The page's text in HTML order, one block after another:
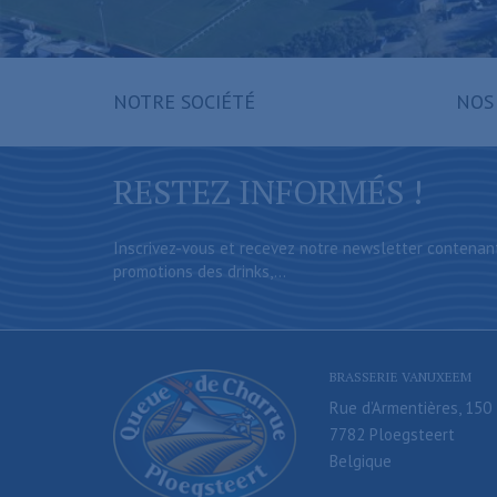
NOTRE SOCIÉTÉ
RESTEZ INFORMÉS !
Inscrivez-vous et recevez notre newsletter
promotions des drinks,...
BRASSERIE VANUXEEM
Rue d’Armentières, 150
7782 Ploegsteert
Belgique